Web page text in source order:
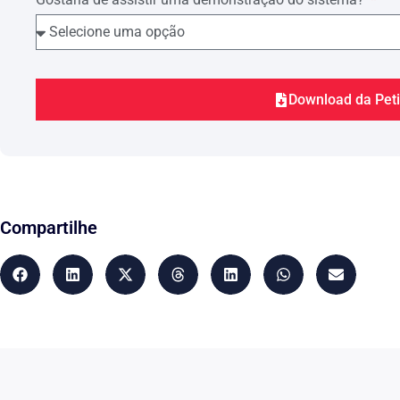
2. O falecido, ……………………….., recolheu as
dos seguintes períodos:
c) FEVEREIRO/1982;
SOCIAL, a fim de garantir a sua aposentadoria, mas
Nestes termos,
Download da
Compartilhe